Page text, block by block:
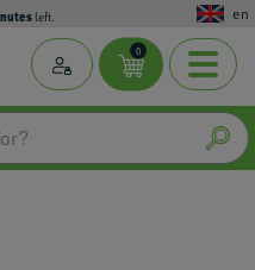
left. en
0